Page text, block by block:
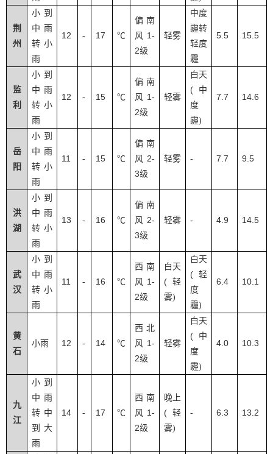
荆
州
小到
中雨
转小
雨
12 - 17 ℃
偏南
风 1-
2级
轻雾
中度
霾转
轻度
霾
5.5 15.5
监
利
小到
中雨
转小
雨
12 - 15 ℃
偏南
风 1-
2级
轻雾
白天
( 中
度
霾)
7.7 14.6
岳
阳
小到
中雨
转小
雨
11 - 15 ℃
偏南
风 2-
3级
轻雾 - 7.7 9.5
洪
湖
小到
中雨
转小
雨
13 - 16 ℃
偏南
风 2-
3级
轻雾 - 4.9 14.5
武
汉
小到
中雨
转小
雨
11 - 16 ℃
西南
风 1-
2级
白天
( 轻
雾)
白天
( 轻
度
霾)
6.4 10.1
黄
石
小雨 12 - 14 ℃
西北
风 1-
2级
轻雾
白天
( 中
度
霾)
4.0 10.3
九
江
小到
中雨
转中
到大
雨
14 - 17 ℃
西南
风 1-
2级
晚上
( 轻
雾)
- 6.3 13.2